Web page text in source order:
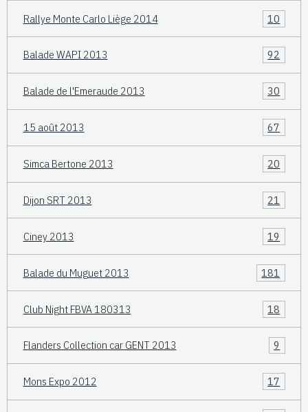
Rallye Monte Carlo Liège 2014 10
Balade WAPI 2013 92
Balade de l'Emeraude 2013 30
15 août 2013 67
Simca Bertone 2013 20
Dijon SRT 2013 21
Ciney 2013 19
Balade du Muguet 2013 181
Club Night FBVA 180313 18
Flanders Collection car GENT 2013 9
Mons Expo 2012 17